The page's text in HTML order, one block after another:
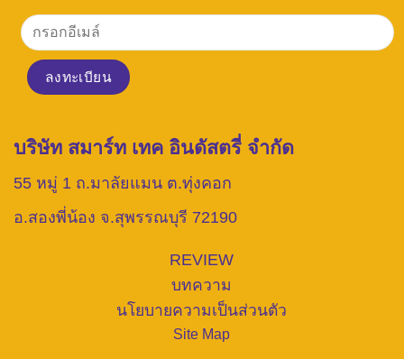
บริษัท สมาร์ท เทค อินดัสตรี่ จำกัด
55 หมู่ 1 ถ.มาลัยแมน ต.ทุ่งคอก
อ.สองพี่น้อง จ.สุพรรณบุรี 72190
REVIEW
บทความ
นโยบายความเป็นส่วนตัว
Site Map